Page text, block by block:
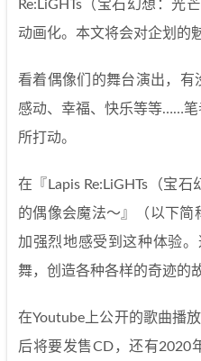
Re:LiGHTs（宝石幻想：光
动画化。本文将会对企划的
看着偶像们的舞台演出，有
感动、幸福、快乐等等……
所打动。
在『Lapis Re:LiGHTs（宝
的偶像会魔法～』（以下简
加强烈地感受到这种体验
舞，创造各种各样的奇迹的
在Youtube上公开的歌曲播
后将要发售CD，还有2020